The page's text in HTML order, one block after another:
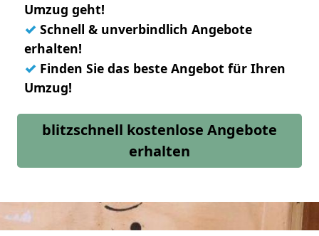
Umzug geht!
✓ Schnell & unverbindlich Angebote
erhalten!
✓ Finden Sie das beste Angebot für Ihren
Umzug!
blitzschnell kostenlose Angebote
erhalten